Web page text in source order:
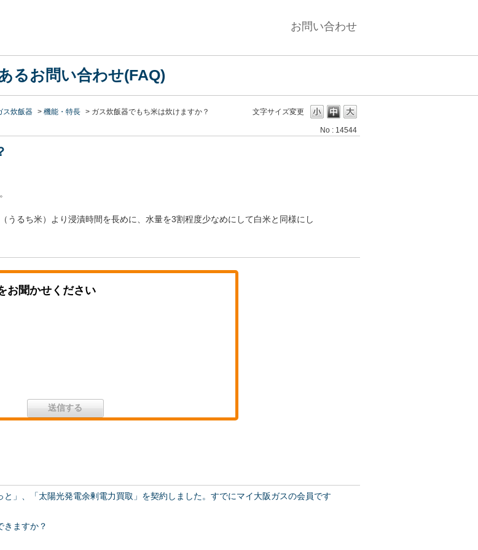
お問い合わせ
るお問い合わせ(FAQ)
文字サイズ変更
ス炊飯器 > 機能・特長 > ガス炊飯器でもち米は炊けますか？
No : 14544
るち米）より浸漬時間を長めに、水量を3割程度少なめにして白米と同様にし
お聞かせください
」、「太陽光発電余剰電力買取」を契約しました。すでにマイ大阪ガスの会員です
きますか？